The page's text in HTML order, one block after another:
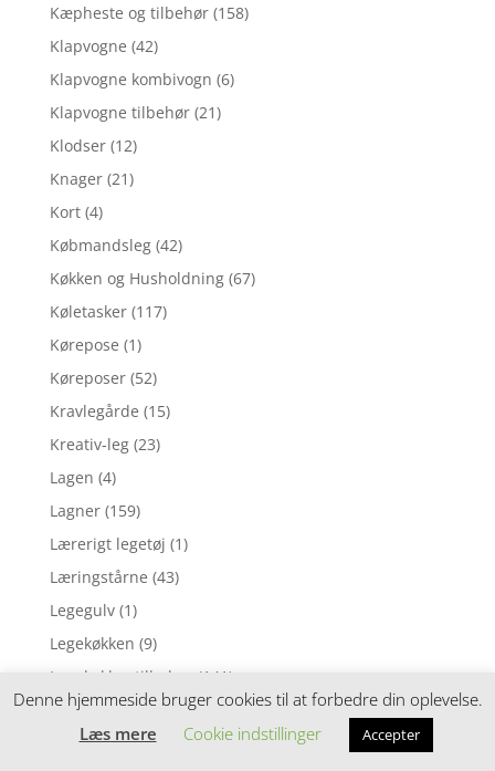
Kæpheste og tilbehør (158)
Klapvogne (42)
Klapvogne kombivogn (6)
Klapvogne tilbehør (21)
Klodser (12)
Knager (21)
Kort (4)
Købmandsleg (42)
Køkken og Husholdning (67)
Køletasker (117)
Kørepose (1)
Køreposer (52)
Kravlegårde (15)
Kreativ-leg (23)
Lagen (4)
Lagner (159)
Lærerigt legetøj (1)
Læringstårne (43)
Legegulv (1)
Legekøkken (9)
Legekøkkentilbehør
(141)
Legemad (408)
Legemad i træ
Denne hjemmeside bruger cookies til at forbedre din oplevelse.
Læs mere
Cookie indstillinger Accepter